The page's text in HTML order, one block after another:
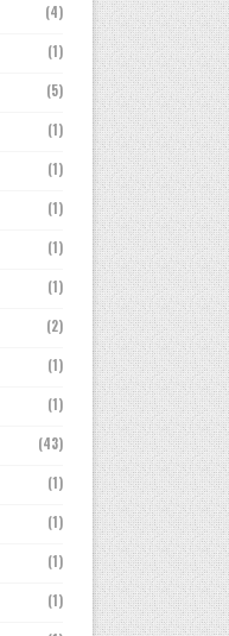
(4)
(1)
(5)
(1)
(1)
(1)
(1)
(1)
(2)
(1)
(1)
(43)
(1)
(1)
(1)
(1)